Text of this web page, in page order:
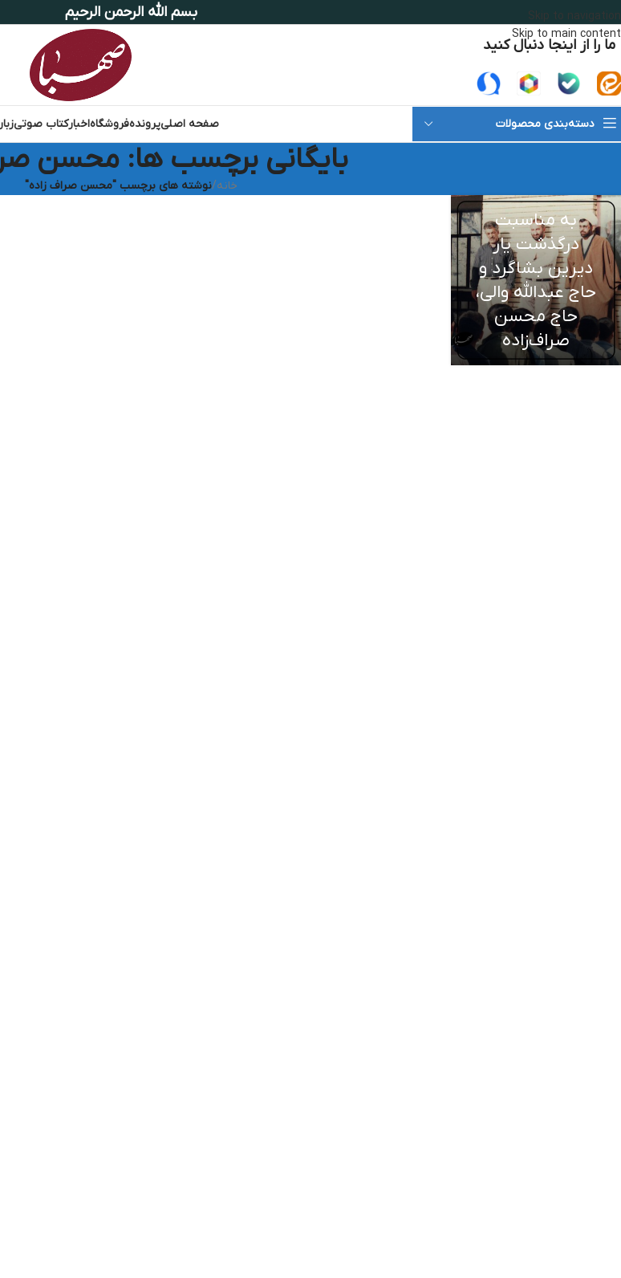
Skip to navigation
Skip to main content
بسم الله الرحمن الرحیم
ما را از اینجا دنبال کنید
دسته‌بندی محصولات صفحه اصلیپروندهفروشگاهاخبارکتاب صوتی
بایگانی برچسب ها: محسن
خانه/نوشته های برچسب "محسن صراف زاده"
به مناسبت
درگذشت یار
دیرین بشاگرد و
حاج عبدالله والی،
حاج محسن
صراف‌زاده